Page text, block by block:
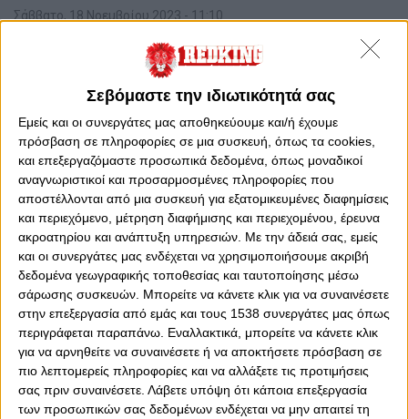
Σεβόμαστε την ιδιωτικότητά σας
Εμείς και οι συνεργάτες μας αποθηκεύουμε και/ή έχουμε
πρόσβαση σε πληροφορίες σε μια συσκευή, όπως τα cookies,
και επεξεργαζόμαστε προσωπικά δεδομένα, όπως μοναδικοί
αναγνωριστικοί και προσαρμοσμένες πληροφορίες που
αποστέλλονται από μια συσκευή για εξατομικευμένες διαφημίσεις
και περιεχόμενο, μέτρηση διαφήμισης και περιεχομένου, έρευνα
ακροατηρίου και ανάπτυξη υπηρεσιών. Με την άδειά σας, εμείς
και οι συνεργάτες μας ενδέχεται να χρησιμοποιήσουμε ακριβή
δεδομένα γεωγραφικής τοποθεσίας και ταυτοποίησης μέσω
σάρωσης συσκευών. Μπορείτε να κάνετε κλικ για να συναινέσετε
στην επεξεργασία από εμάς και τους 1538 συνεργάτες μας όπως
περιγράφεται παραπάνω. Εναλλακτικά, μπορείτε να κάνετε κλικ
για να αρνηθείτε να συναινέσετε ή να αποκτήσετε πρόσβαση σε
πιο λεπτομερείς πληροφορίες και να αλλάξετε τις προτιμήσεις
σας πριν συναινέσετε. Λάβετε υπόψη ότι κάποια επεξεργασία
των προσωπικών σας δεδομένων ενδέχεται να μην απαιτεί τη
Σάββατο, 18 Νοεμβρίου 2023 - 11:10
0 0
Κανείς δεν έχει τη δύναμη να τα… βάλει με τα παιχνίδια
της ζωής. Εκείνα που μοιάζουν ν’ αποφασίσουν για σένα
δίχως να σου αφήνουν την πολυτέλεια της επιλογής.
Αυτό που απλοϊκά ονομάζουμε πεπρωμένο.